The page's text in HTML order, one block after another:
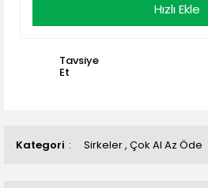
Kategori Sirkeler, Çok Al Az Öde
Hızlı Ekle
Tavsiye
Et